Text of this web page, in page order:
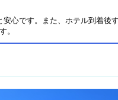
心です。また、ホテル到着後
。